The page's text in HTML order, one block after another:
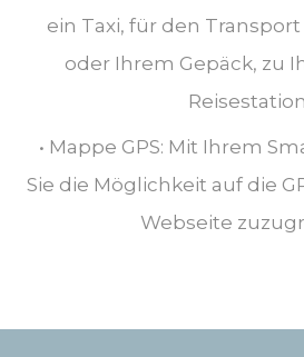
ein Taxi, für den
oder Ihrem Gepäck, zu
• Mappe GPS: Mit Ihrem
Sie die Möglichkeit auf die
Webseite